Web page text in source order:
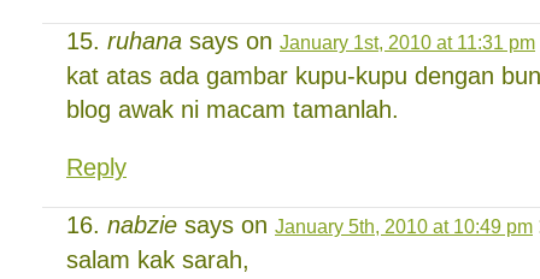
ruhana says on January 1st, 2010 at 11:31 pm
kat atas ada gambar kupu-kupu dengan
blog awak ni macam tamanlah.
Reply
nabzie says on January 5th, 2010 at 10:49 pm
salam kak sarah,